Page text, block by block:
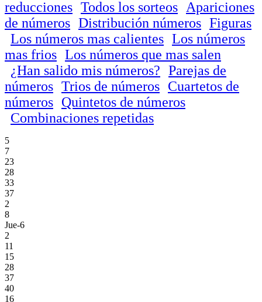
reducciones Todos los sorteos
Apariciones
de números Distribución números Figuras
Los números mas calientes Los números
mas frios Los números que mas salen
¿Han salido mis números? Parejas de
números Trios de números Cuartetos de
números Quintetos de números
Combinaciones repetidas
5
7
23
28
33
37
2
8
Jue-6
2
11
15
28
37
40
16